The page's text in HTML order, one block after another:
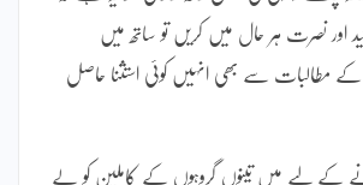
اور نصرت ہر حال میں کریں تو ساتھ میں
کے مطالبات سے بھی انہیں کوئی استثنا حاصل
کے لیے میں تینوں گروہوں کے کاملین کو لے